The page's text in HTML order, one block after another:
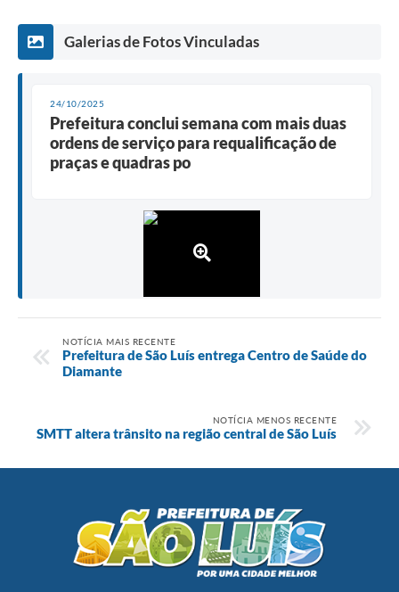
Galerias de Fotos Vinculadas
24/10/2025
Prefeitura conclui semana com mais duas
ordens de serviço para requalificação de
praças e quadras po
NOTÍCIA MAIS RECENTE
Prefeitura de São Luís entrega Centro de Saúde do
Diamante
NOTÍCIA MENOS RECENTE
SMTT altera trânsito na região central de São Luís